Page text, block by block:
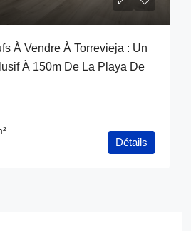
À Vendre À Torrevieja : Un
À 150m De La Playa De
Détails